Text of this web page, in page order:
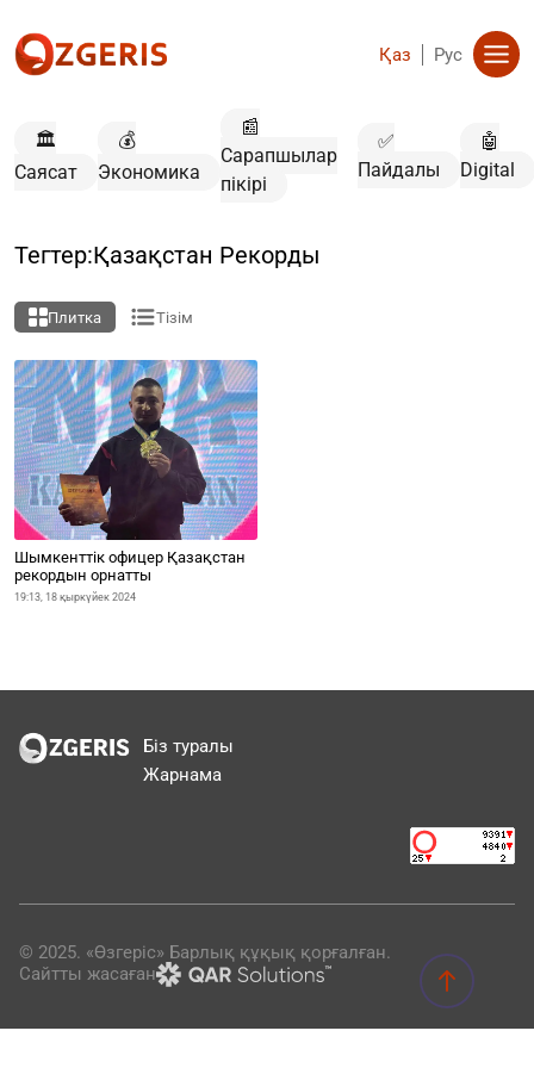
Қаз Рус
🏛️
Саясат
💰
Экономика
📰
Сарапшылар
пікірі
✅
Пайдалы
🤖
Digital
Тегтер:Қазақстан Рекорды
Плитка Тізім
Шымкенттік офицер Қазақстан
рекордын орнатты
19:13, 18 қыркүйек 2024
Біз туралы
Жарнама
© 2025. «Өзгеріс» Барлық құқық қорғалған.
Сайтты жасаған